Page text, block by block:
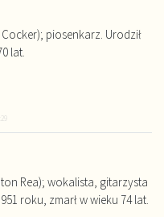
piosenkarz. Urodził
lat.
Rea); wokalista, gitarzysta
roku, zmarł w wieku 74 lat.